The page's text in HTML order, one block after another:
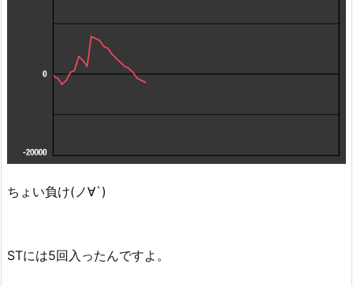
ちょい負け(ノ∀`)
STには5回入ったんですよ。